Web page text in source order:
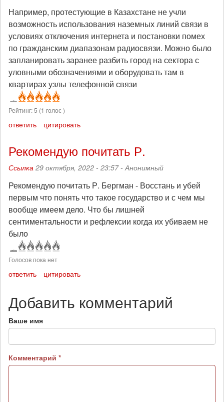
Например, протестующие в Казахстане не учли
возможность использования наземных линий связи в
условиях отключения интернета и постановки помех
по гражданским диапазонам радиосвязи. Можно было
запланировать заранее разбить город на сектора с
уловными обозначениями и оборудовать там в
квартирах узлы телефонной связи
Рейтинг:5 (1 голос )
ответить цитировать
Рекомендую почитать Р.
Ссылка 29 октября, 2022 - 23:57 -Анонимный
Рекомендую почитать Р. Бергман - Восстань и убей
первым что понять что такое государство и с чем мы
вообще имеем дело. Что бы лишней
сентиментальности и рефлексии когда их убиваем не
было
Голосов пока нет
ответить цитировать
Добавить комментарий
Ваше имя
Комментарий *